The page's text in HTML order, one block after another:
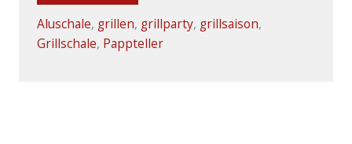
Aluschale, grillen, grillparty, grillsaison,
Grillschale, Pappteller